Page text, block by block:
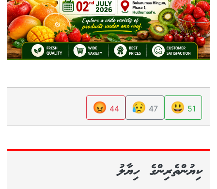
51
😃
47
😥
44
😡
ކިޔުންތެރިންގެ ހިޔާލު